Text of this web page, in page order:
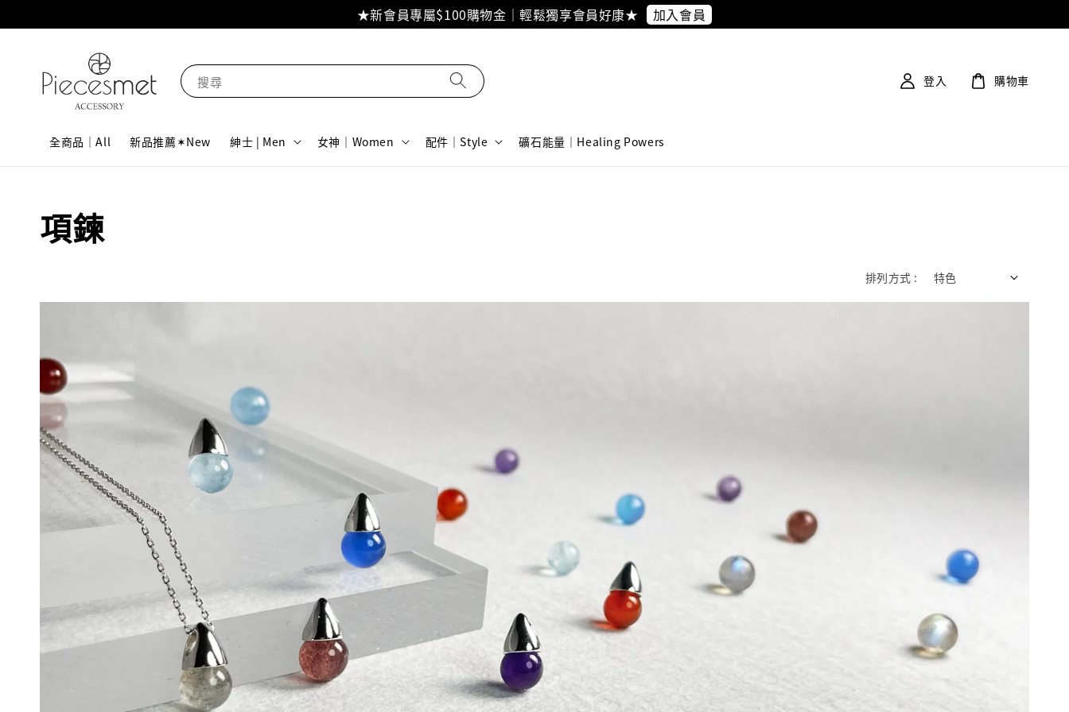
★新會員專屬$100購物金｜輕鬆獨享會員好康★ 加入會員
搜尋
全商品｜All 新品推薦✶New 紳士 | Men 女神｜Women 配件｜Style 礦石能量｜Healing Powers
登入 購物車
項鍊
排列方式 :